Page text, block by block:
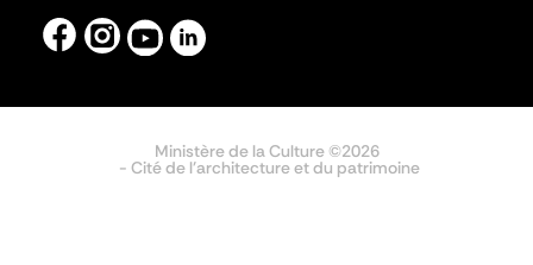
Ministère de la Culture ©2026
- Cité de l'architecture et du patrimoine